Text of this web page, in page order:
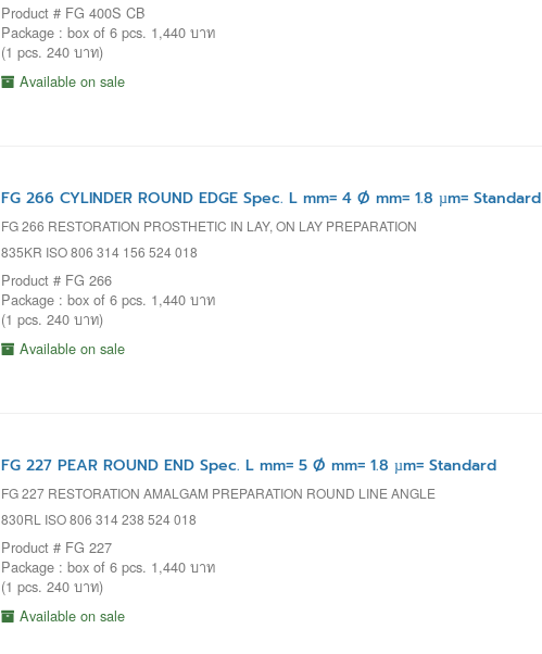
Product # FG 400S CB
Package : box of 6 pcs. 1,440 บาท
(1 pcs. 240 บาท)
Available on sale
FG 266 CYLINDER ROUND EDGE Spec. L mm= 4 Ø mm= 1.8 µm= Standard
FG 266 RESTORATION PROSTHETIC IN LAY, ON LAY PREPARATION
835KR ISO 806 314 156 524 018
Product # FG 266
Package : box of 6 pcs. 1,440 บาท
(1 pcs. 240 บาท)
Available on sale
FG 227 PEAR ROUND END Spec. L mm= 5 Ø mm= 1.8 µm= Standard
FG 227 RESTORATION AMALGAM PREPARATION ROUND LINE ANGLE
830RL ISO 806 314 238 524 018
Product # FG 227
Package : box of 6 pcs. 1,440 บาท
(1 pcs. 240 บาท)
Available on sale